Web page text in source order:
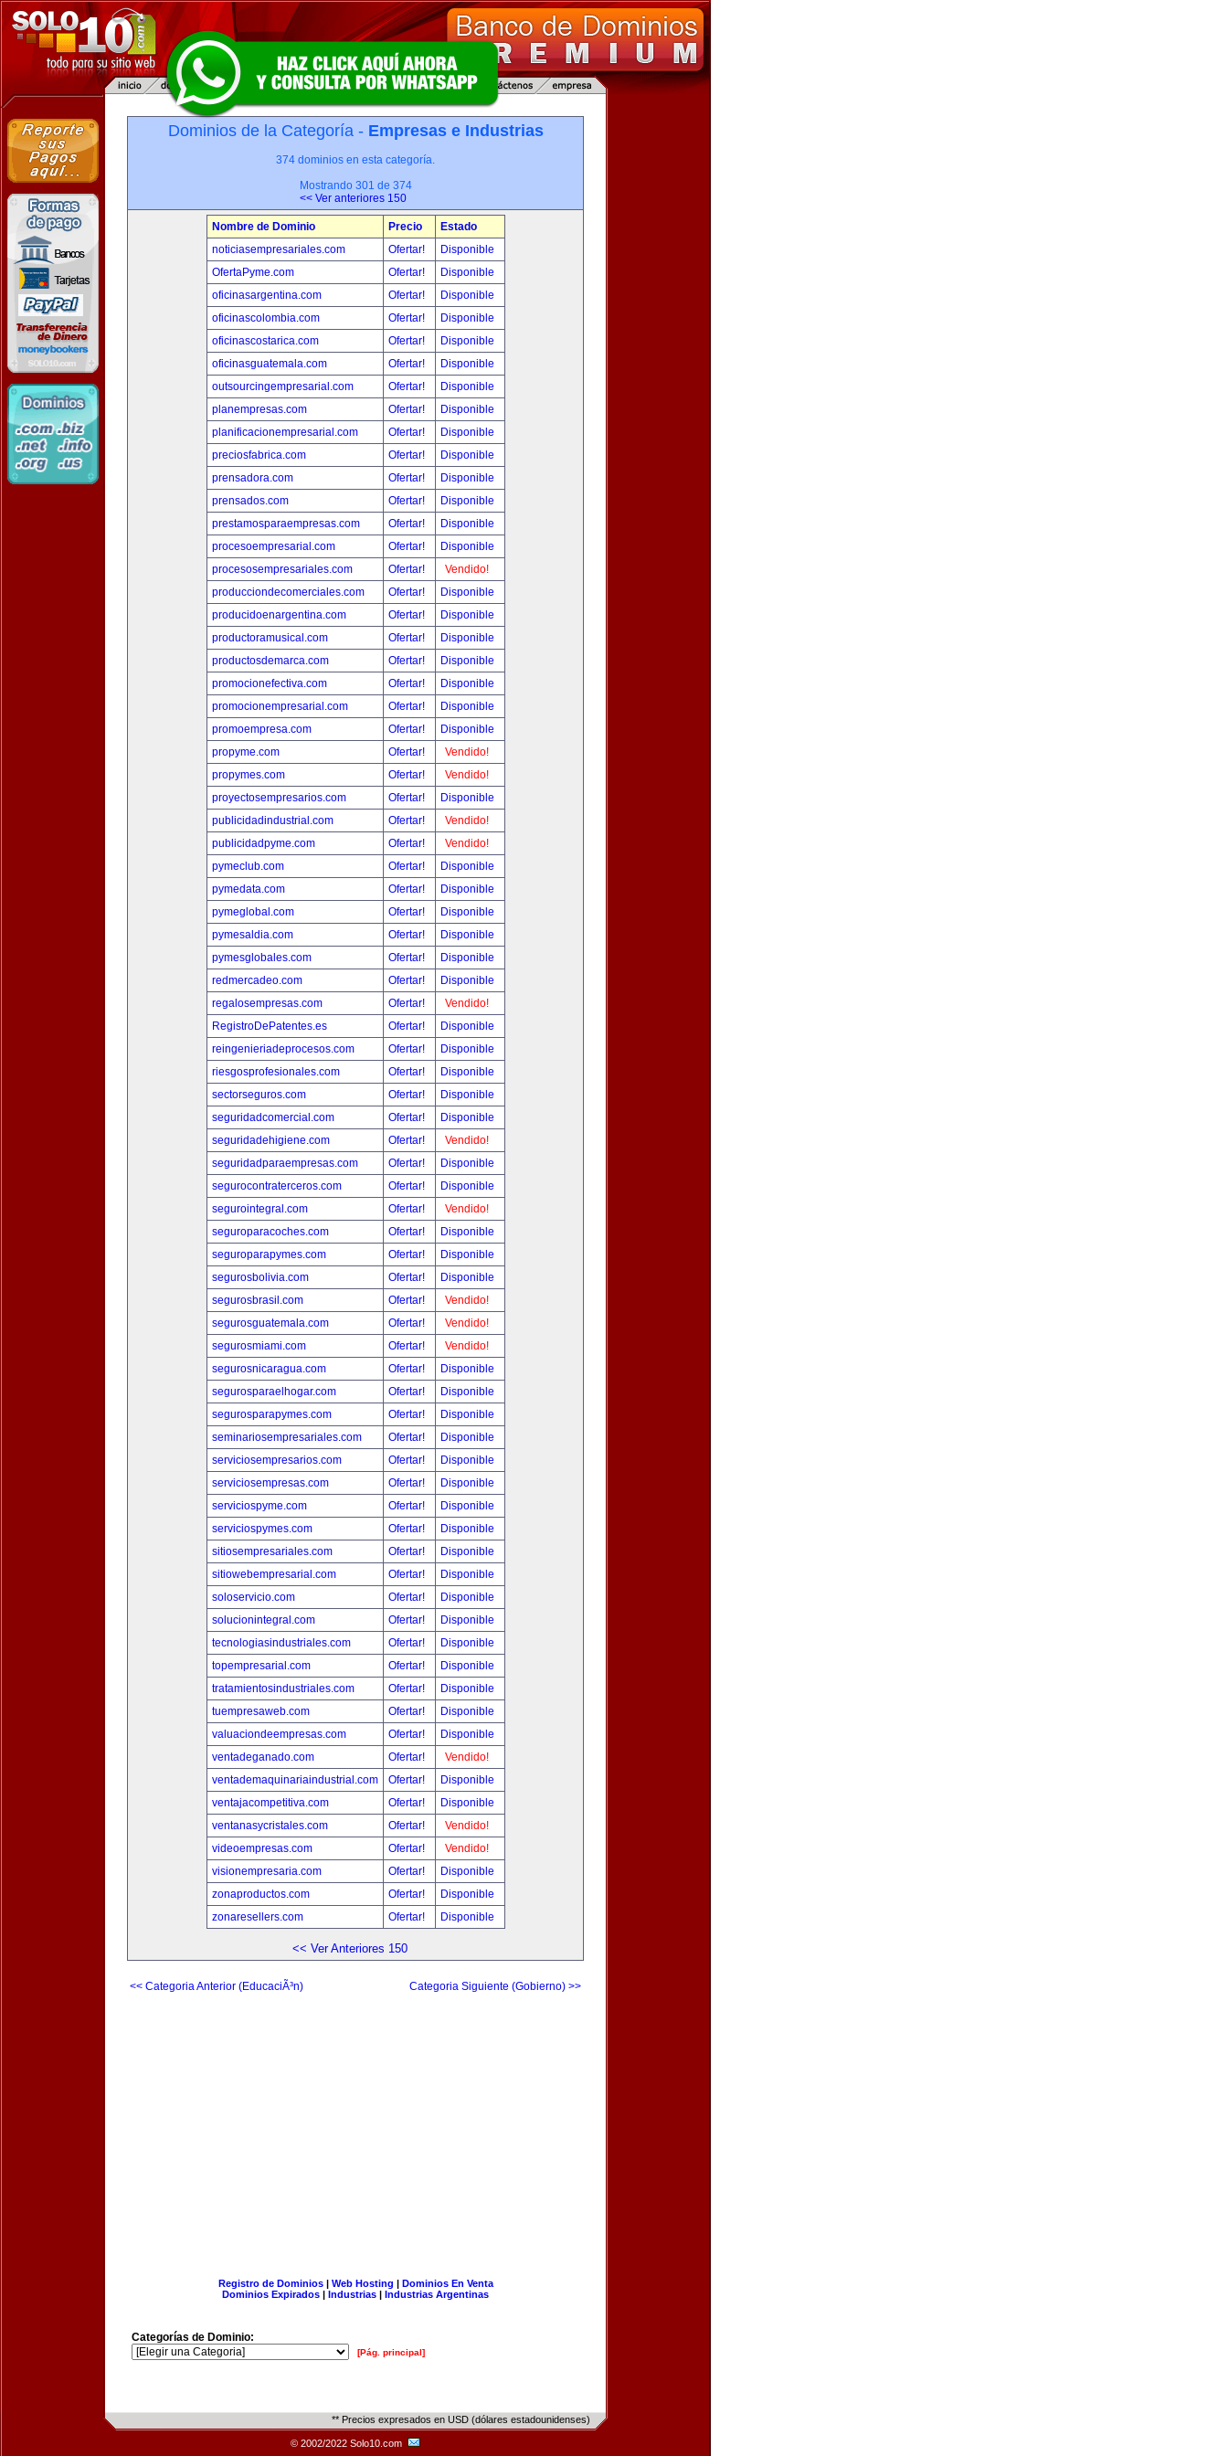
Dominios de la Categoría - Empresas e Industrias
374 dominios en esta categoría.
Mostrando 301 de 374
<< Ver anteriores 150
Nombre de Dominio Precio
Estado
noticiasempresariales.com
Ofertar!
Disponible
OfertaPyme.com
Ofertar!
Disponible
oficinasargentina.com
Ofertar!
Disponible
oficinascolombia.com
Ofertar!
Disponible
oficinascostarica.com
Ofertar!
Disponible
oficinasguatemala.com
Ofertar!
Disponible
outsourcingempresarial.com
Ofertar!
Disponible
planempresas.com
Ofertar!
Disponible
planificacionempresarial.com
Ofertar!
Disponible
preciosfabrica.com
Ofertar!
Disponible
prensadora.com
Ofertar!
Disponible
prensados.com
Ofertar!
Disponible
prestamosparaempresas.com
Ofertar!
Disponible
procesoempresarial.com
Ofertar!
Disponible
procesosempresariales.com
Ofertar!
Vendido!
producciondecomerciales.com
Ofertar!
Disponible
producidoenargentina.com
Ofertar!
Disponible
productoramusical.com
Ofertar!
Disponible
productosdemarca.com
Ofertar!
Disponible
promocionefectiva.com
Ofertar!
Disponible
promocionempresarial.com
Ofertar!
Disponible
promoempresa.com
Ofertar!
Disponible
propyme.com
Ofertar!
Vendido!
propymes.com
Ofertar!
Vendido!
proyectosempresarios.com
Ofertar!
Disponible
publicidadindustrial.com
Ofertar!
Vendido!
publicidadpyme.com
Ofertar!
Vendido!
pymeclub.com
Ofertar!
Disponible
pymedata.com
Ofertar!
Disponible
pymeglobal.com
Ofertar!
Disponible
pymesaldia.com
Ofertar!
Disponible
pymesglobales.com
Ofertar!
Disponible
redmercadeo.com
Ofertar!
Disponible
regalosempresas.com
Ofertar!
Vendido!
RegistroDePatentes.es
Ofertar!
Disponible
reingenieriadeprocesos.com
Ofertar!
Disponible
riesgosprofesionales.com
Ofertar!
Disponible
sectorseguros.com
Ofertar!
Disponible
seguridadcomercial.com
Ofertar!
Disponible
seguridadehigiene.com
Ofertar!
Vendido!
seguridadparaempresas.com
Ofertar!
Disponible
segurocontraterceros.com
Ofertar!
Disponible
segurointegral.com
Ofertar!
Vendido!
seguroparacoches.com
Ofertar!
Disponible
seguroparapymes.com
Ofertar!
Disponible
segurosbolivia.com
Ofertar!
Disponible
segurosbrasil.com
Ofertar!
Vendido!
segurosguatemala.com
Ofertar!
Vendido!
segurosmiami.com
Ofertar!
Vendido!
segurosnicaragua.com
Ofertar!
Disponible
segurosparaelhogar.com
Ofertar!
Disponible
segurosparapymes.com
Ofertar!
Disponible
seminariosempresariales.com
Ofertar!
Disponible
serviciosempresarios.com
Ofertar!
Disponible
serviciosempresas.com
Ofertar!
Disponible
serviciospyme.com
Ofertar!
Disponible
serviciospymes.com
Ofertar!
Disponible
sitiosempresariales.com
Ofertar!
Disponible
sitiowebempresarial.com
Ofertar!
Disponible
soloservicio.com
Ofertar!
Disponible
solucionintegral.com
Ofertar!
Disponible
tecnologiasindustriales.com
Ofertar!
Disponible
topempresarial.com
Ofertar!
Disponible
tratamientosindustriales.com
Ofertar!
Disponible
tuempresaweb.com
Ofertar!
Disponible
valuaciondeempresas.com
Ofertar!
Disponible
ventadeganado.com
Ofertar!
Vendido!
ventademaquinariaindustrial.com
Ofertar!
Disponible
ventajacompetitiva.com
Ofertar!
Disponible
ventanasycristales.com
Ofertar!
Vendido!
videoempresas.com
Ofertar!
Vendido!
visionempresaria.com
Ofertar!
Disponible
zonaproductos.com
Ofertar!
Disponible
zonaresellers.com
Ofertar! Disponible
<< Ver Anteriores 150
<< Categoria Anterior (EducaciÃ³n) Categoria Siguiente (Gobierno) >>
Registro de Dominios| Web Hosting | Dominios En Venta
Dominios Expirados | Industrias | Industrias Argentinas
Categorías de Dominio:
[Pág. principal]
** Precios expresados en USD (dólares estadounidenses)
© 2002/2022 Solo10.com